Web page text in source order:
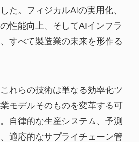
た。フィジカルAIの実用化、
性能向上、そしてAIインフラ
すべて製造業の未来を形作る
れらの技術は単なる効率化ツ
モデルそのものを変革する可
自律的な生産システム、予測
適応的なサプライチェーン管